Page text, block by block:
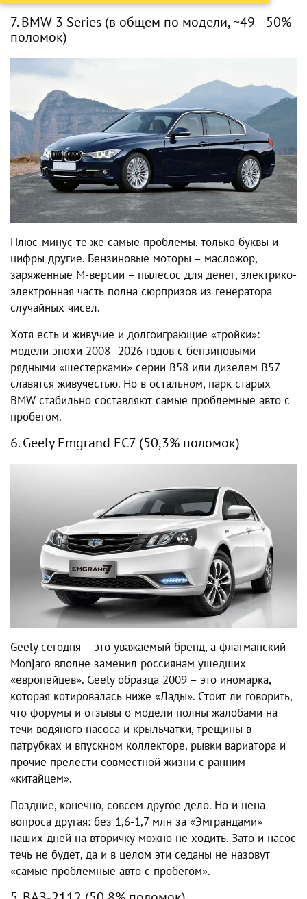
7. BMW 3 Series (в общем по модели, ~49—50%
поломок)
Плюс-минус те же самые проблемы, только буквы и
цифры другие. Бензиновые моторы – масложор,
заряженные M-версии – пылесос для денег, электрико-
электронная часть полна сюрпризов из генератора
случайных чисел.
Хотя есть и живучие и долгоиграющие «тройки»:
модели эпохи 2008–2026 годов с бензиновыми
рядными «шестерками» серии B58 или дизелем B57
славятся живучестью. Но в остальном, парк старых
BMW стабильно составляют самые проблемные авто с
пробегом.
6. Geely Emgrand EC7 (50,3% поломок)
Geely сегодня – это уважаемый бренд, а флагманский
Monjaro вполне заменил россиянам ушедших
«европейцев». Geely образца 2009 – это иномарка,
которая котировалась ниже «Лады». Стоит ли говорить,
что форумы и отзывы о модели полны жалобами на
течи водяного насоса и крыльчатки, трещины в
патрубках и впускном коллекторе, рывки вариатора и
прочие прелести совместной жизни с ранним
«китайцем».
Поздние, конечно, совсем другое дело. Но и цена
вопроса другая: без 1,6-1,7 млн за «Эмграндами»
наших дней на вторичку можно не ходить. Зато и насос
течь не будет, да и в целом эти седаны не назовут
«самые проблемные авто с пробегом».